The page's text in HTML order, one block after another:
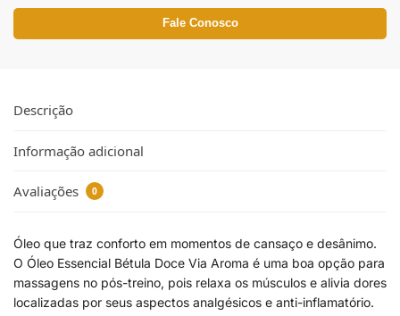
Fale Conosco
Descrição
Informação adicional
Avaliações 0
Óleo que traz conforto em momentos de cansaço e desânimo.
O Óleo Essencial Bétula Doce Via Aroma é uma boa opção para
massagens no pós-treino, pois relaxa os músculos e alivia dores
localizadas por seus aspectos analgésicos e anti-inflamatório.